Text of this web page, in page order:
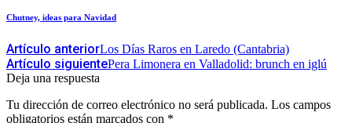
Chutney, ideas para Navidad
Artículo anteriorLos Días Raros en Laredo (Cantabria)
Artículo siguientePera Limonera en Valladolid: brunch en iglú
Deja una respuesta
Tu dirección de correo electrónico no será publicada. Los campos
obligatorios están marcados con *